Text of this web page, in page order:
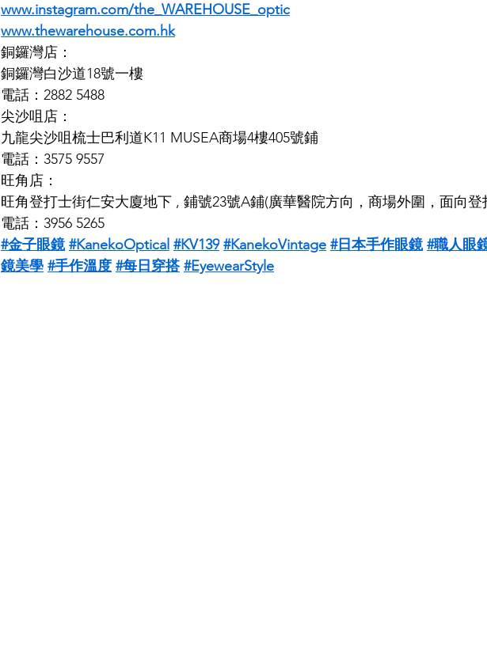
www.instagram.com/the_WAREHOUSE_optic
www.thewarehouse.com.hk
銅鑼灣店：
銅鑼灣白沙道18號一樓
電話：2882 5488
尖沙咀店：
九龍尖沙咀梳士巴利道K11 MUSEA商場4樓405號鋪
電話：3575 9557
旺角店：
旺角登打士街仁安大廈地下 , 鋪號23號A鋪(廣華醫院方向，商場外圍，面向登
電話：3956 5265
#金子眼鏡 #KanekoOptical #KV139 #KanekoVintage #日本手作眼鏡 #職人眼
鏡美學 #手作溫度 #每日穿搭 #EyewearStyle